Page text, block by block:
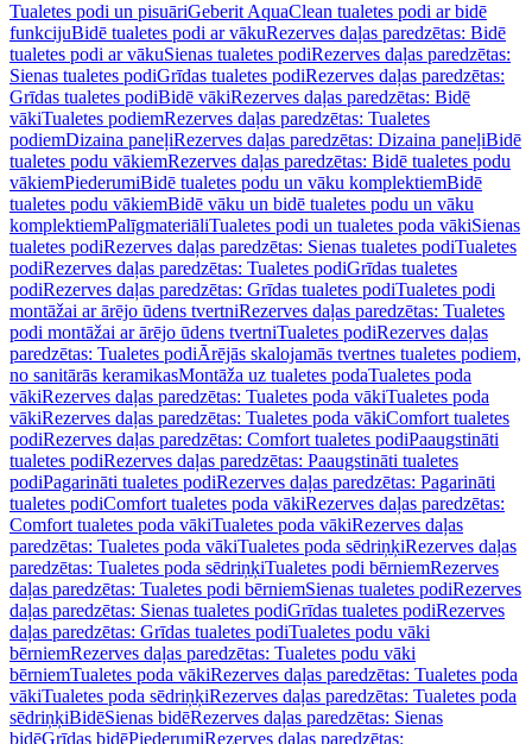
Tualetes podi un pisuāriGeberit AquaClean tualetes podi ar bidē
funkcijuBidē tualetes podi ar vākuRezerves daļas paredzētas: Bidē
tualetes podi ar vākuSienas tualetes podiRezerves daļas paredzētas:
Sienas tualetes podiGrīdas tualetes podiRezerves daļas paredzētas:
Grīdas tualetes podiBidē vākiRezerves daļas paredzētas: Bidē
vākiTualetes podiemRezerves daļas paredzētas: Tualetes
podiemDizaina paneļiRezerves daļas paredzētas: Dizaina paneļiBidē
tualetes podu vākiemRezerves daļas paredzētas: Bidē tualetes podu
vākiemPiederumiBidē tualetes podu un vāku komplektiemBidē
tualetes podu vākiemBidē vāku un bidē tualetes podu un vāku
komplektiemPalīgmateriāliTualetes podi un tualetes poda vākiSienas
tualetes podiRezerves daļas paredzētas: Sienas tualetes podiTualetes
podiRezerves daļas paredzētas: Tualetes podiGrīdas tualetes
podiRezerves daļas paredzētas: Grīdas tualetes podiTualetes podi
montāžai ar ārējo ūdens tvertniRezerves daļas paredzētas: Tualetes
podi montāžai ar ārējo ūdens tvertniTualetes podiRezerves daļas
paredzētas: Tualetes podiĀrējās skalojamās tvertnes tualetes podiem,
no sanitārās keramikasMontāža uz tualetes podaTualetes poda
vākiRezerves daļas paredzētas: Tualetes poda vākiTualetes poda
vākiRezerves daļas paredzētas: Tualetes poda vākiComfort tualetes
podiRezerves daļas paredzētas: Comfort tualetes podiPaaugstināti
tualetes podiRezerves daļas paredzētas: Paaugstināti tualetes
podiPagarināti tualetes podiRezerves daļas paredzētas: Pagarināti
tualetes podiComfort tualetes poda vākiRezerves daļas paredzētas:
Comfort tualetes poda vākiTualetes poda vākiRezerves daļas
paredzētas: Tualetes poda vākiTualetes poda sēdriņķiRezerves daļas
paredzētas: Tualetes poda sēdriņķiTualetes podi bērniemRezerves
daļas paredzētas: Tualetes podi bērniemSienas tualetes podiRezerves
daļas paredzētas: Sienas tualetes podiGrīdas tualetes podiRezerves
daļas paredzētas: Grīdas tualetes podiTualetes podu vāki
bērniemRezerves daļas paredzētas: Tualetes podu vāki
bērniemTualetes poda vākiRezerves daļas paredzētas: Tualetes poda
vākiTualetes poda sēdriņķiRezerves daļas paredzētas: Tualetes poda
sēdriņķiBidēSienas bidēRezerves daļas paredzētas: Sienas
bidēGrīdas bidēPiederumiRezerves daļas paredzētas: